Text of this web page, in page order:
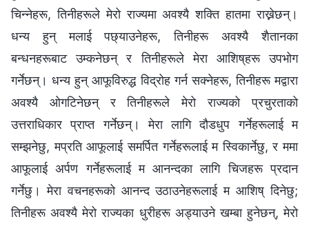
चिन्‍नेहरू, तिनीहरूले मेरो राज्यमा अवश्यै शक्ति हातमा राख्नेछन्।
धन्य हुन् मलाई पछ्याउनेहरू, तिनीहरू अवश्यै शैतानका
बन्धनहरूबाट उम्कनेछन् र तिनीहरूले मेरा आशिष्‌हरू उपभोग
गर्नेछन्। धन्य हुन् आफूविरुद्ध विद्रोह गर्न सक्नेहरू, तिनीहरू मद्वारा
अवश्यै ओगटिनेछन् र तिनीहरूले मेरो राज्यको प्रचुरताको
उत्तराधिकार प्राप्त गर्नेछन्। मेरा लागि दौडधुप गर्नेहरूलाई म
सम्‍झनेछु, मप्रति आफूलाई समर्पित गर्नेहरूलाई म स्विकार्नेछु, र ममा
आफूलाई अर्पण गर्नेहरूलाई म आनन्दका लागि चिजहरू प्रदान
गर्नेछु। मेरा वचनहरूको आनन्द उठाउनेहरूलाई म आशिष् दिनेछु;
तिनीहरू अवश्यै मेरो राज्यका धुरीहरू अड्याउने खम्‍बा हुनेछन्, मेरो